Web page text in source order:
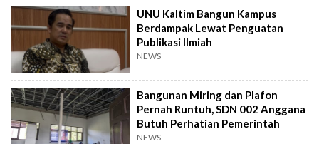
UNU Kaltim Bangun Kampus
Berdampak Lewat Penguatan
Publikasi Ilmiah
NEWS
Bangunan Miring dan Plafon
Pernah Runtuh, SDN 002 Anggana
Butuh Perhatian Pemerintah
NEWS